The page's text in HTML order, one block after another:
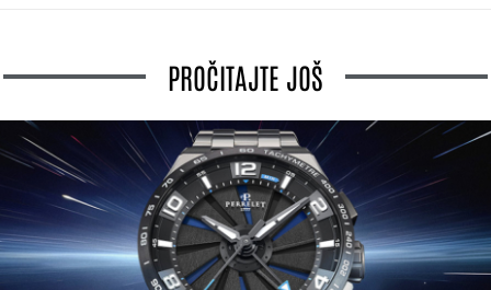
PROČITAJTE JOŠ